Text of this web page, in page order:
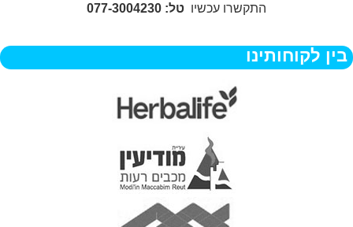
התקשרו עכשיו טל: 077-3004230
בין לקוחותינו